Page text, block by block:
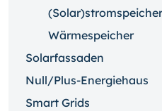
(Solar)stromspeicher
Wärmespeicher
Solarfassaden
Null/Plus-Energiehaus
Smart Grids